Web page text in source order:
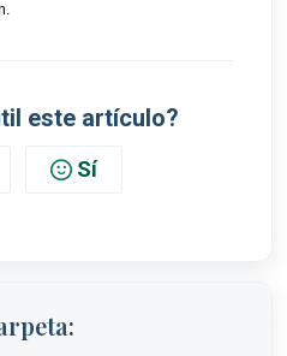
este artículo?
Sí